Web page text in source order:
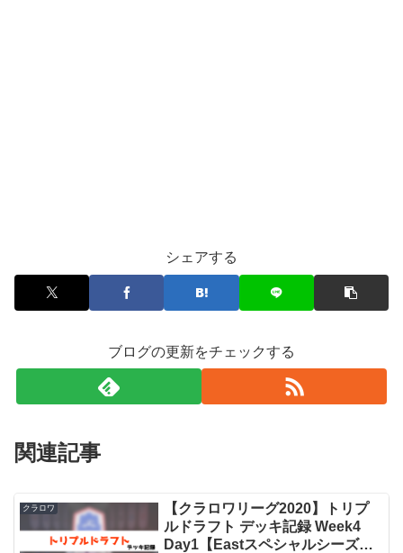
シェアする
ブログの更新をチェックする
関連記事
クラロワ
【クラロワリーグ2020】トリプ
ルドラフト デッキ記録 Week4
Day1【Eastスペシャルシーズ